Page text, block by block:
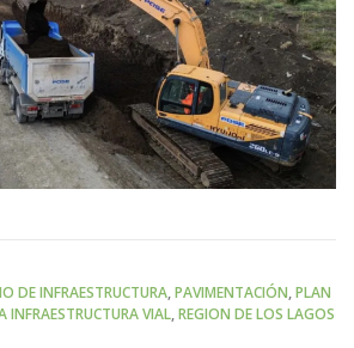
DE INFRAESTRUCTURA,PAVIMENTACIÓN,PLAN
INFRAESTRUCTURA VIAL,REGION DE LOS LAGOS